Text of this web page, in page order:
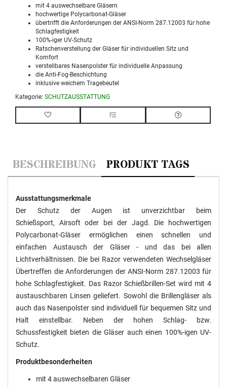
mit 4 auswechselbare Gläsern
hochwertige Polycarbonat-Gläser
übertrifft die Anforderungen der ANSI-Norm 287.12003 für hohe
Schlagfestigkeit
100%-iger UV-Schutz
Ratschenverstellung der Gläser für individuellen Sitz und
Komfort
verstellbares Nasenpolster für individuelle Anpassung
die Anti-Fog-Beschichtung
inklusive weichem Tragebeutel
Kategorie: SCHUTZAUSSTATTUNG
BESCHREIBUNG PRODUKT TAGS
Ausstattungsmerkmale
Der Schutz der Augen ist unverzichtbar beim
Schießsport, Airsoft oder bei der Jagd. Die hochwertigen
Polycarbonat-Gläser ermöglichen einen schnellen und
einfachen Austausch der Gläser - und das bei allen
Lichtverhältnissen. Die bei Razor verwendeten Wechselgläser
Übertreffen die Anforderungen der ANSI-Norm 287.12003 für
hohe Schlagfestigkeit. Das Razor Schießbrillen-Set wird mit 4
austauschbaren Linsen geliefert. Sowohl die Brillengläser als
auch das Nasenpolster sind individuell für bequemen Sitz und
Halt einstellbar. Neben der hohen Schlag- bzw.
Schussfestigkeit bieten die Gläser auch einen 100%-igen UV-
Schutz.
Produktbesonderheiten
mit 4 auswechselbaren Gläser